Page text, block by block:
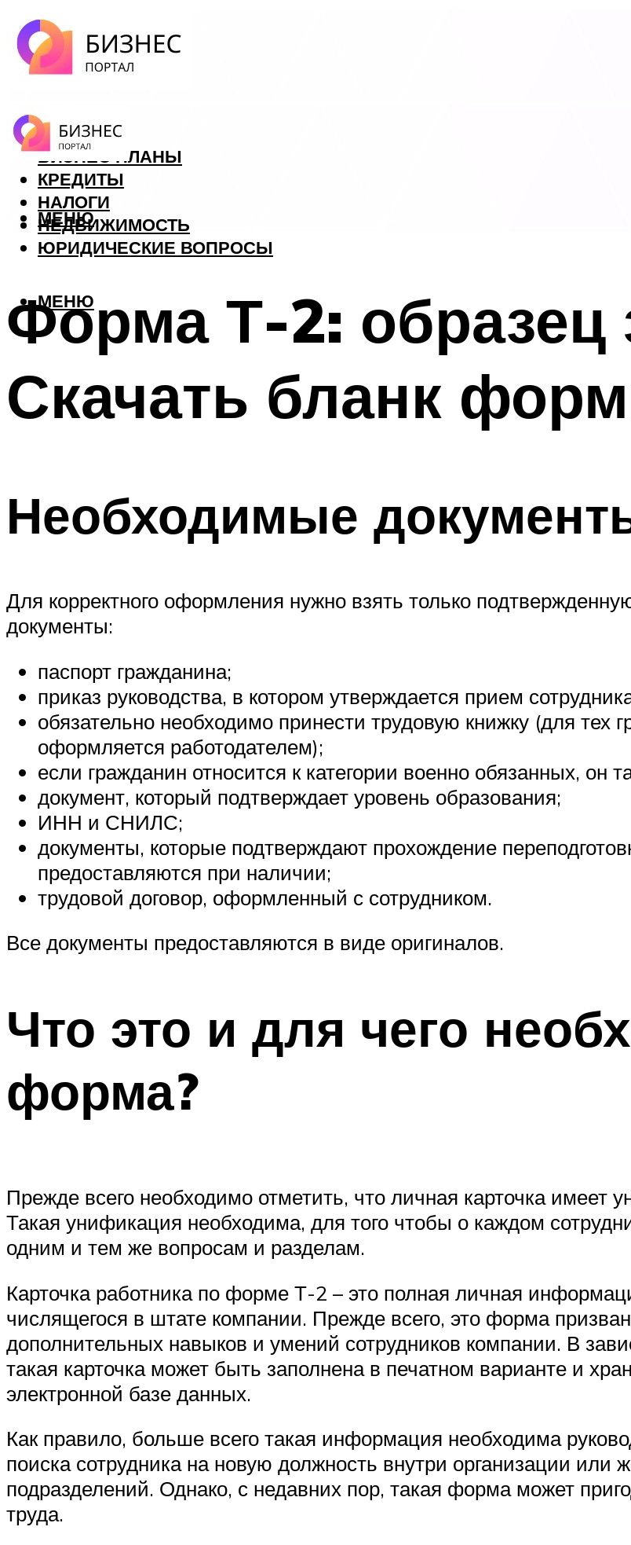
ФОРЕКС
БИЗНЕС ПЛАНЫ
КРЕДИТЫ
НАЛОГИ
НЕДВИЖИМОСТЬ
ЮРИДИЧЕСКИЕ ВОПРОСЫ
МЕНЮ
МЕНЮ
Форма Т-2: образец
Скачать бланк
Необходимые
Для корректного оформления нужно взять только
документы:
паспорт гражданина;
приказ руководства, в котором утверждается прием
обязательно необходимо принести трудовую книжку (для тех
оформляется работодателем);
если гражданин относится к категории военно обязанных, он
документ, который подтверждает уровень образования;
ИНН и СНИЛС;
документы, которые подтверждают прохождение
предоставляются при наличии;
трудовой договор, оформленный с сотрудником.
Все документы предоставляются в виде оригиналов.
Что это и для чего
форма?
Прежде всего необходимо отметить, что личная карточка
Такая унификация необходима, для того чтобы о каждом
одним и тем же вопросам и разделам.
Карточка работника по форме Т-2 – это полная личная
числящегося в штате компании. Прежде всего, это форма
дополнительных навыков и умений сотрудников компании. В
такая карточка может быть заполнена в печатном варианте и
электронной базе данных.
Как правило, больше всего такая информация необходима
поиска сотрудника на новую должность внутри организации или
подразделений. Однако, с недавних пор, такая форма может
труда.